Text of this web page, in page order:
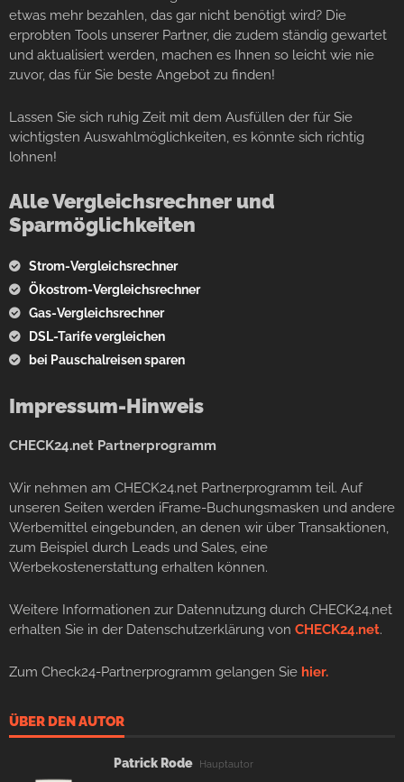
etwas mehr bezahlen, das gar nicht benötigt wird? Die
erprobten Tools unserer Partner, die zudem ständig gewartet
und aktualisiert werden, machen es Ihnen so leicht wie nie
zuvor, das für Sie beste Angebot zu finden!
Lassen Sie sich ruhig Zeit mit dem Ausfüllen der für Sie
wichtigsten Auswahlmöglichkeiten, es könnte sich richtig
lohnen!
Alle Vergleichsrechner und
Sparmöglichkeiten
Strom-Vergleichsrechner
Ökostrom-Vergleichsrechner
Gas-Vergleichsrechner
DSL-Tarife vergleichen
bei Pauschalreisen sparen
Impressum-Hinweis
CHECK24.net Partnerprogramm
Wir nehmen am CHECK24.net Partnerprogramm teil. Auf
unseren Seiten werden iFrame-Buchungsmasken und andere
Werbemittel eingebunden, an denen wir über Transaktionen,
zum Beispiel durch Leads und Sales, eine
Werbekostenerstattung erhalten können.
Weitere Informationen zur Datennutzung durch CHECK24.net
erhalten Sie in der Datenschutzerklärung von CHECK24.net.
Zum Check24-Partnerprogramm gelangen Sie hier.
ÜBER DEN AUTOR
Patrick Rode Hauptautor